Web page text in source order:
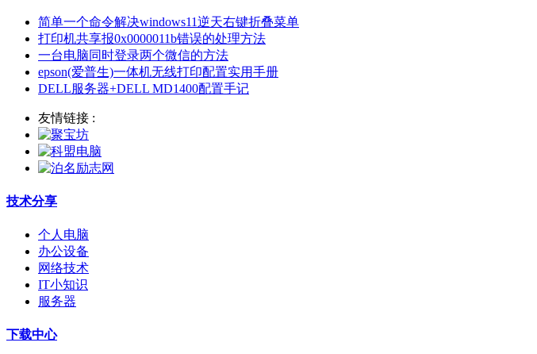
简单一个命令解决windows11逆天右键折叠菜单
打印机共享报0x0000011b错误的处理方法
一台电脑同时登录两个微信的方法
epson(爱普生)一体机无线打印配置实用手册
DELL服务器+DELL MD1400配置手记
友情链接 :
技术分享
个人电脑
办公设备
网络技术
IT小知识
服务器
下载中心